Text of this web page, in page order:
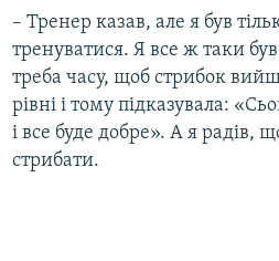
– Тренер казав, але я був
тренуватися. Я все ж таки
треба часу, щоб стрибок
рівні і тому підказувала:
і все буде добре». А я радів,
стрибати.